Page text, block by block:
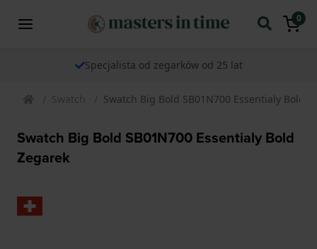
0
Specjalista od zegarków od 25 lat
Swatch Swatch Big Bold SB01N700 Essentialy Bold
Swatch Big Bold SB01N700 Essentialy Bold
Zegarek